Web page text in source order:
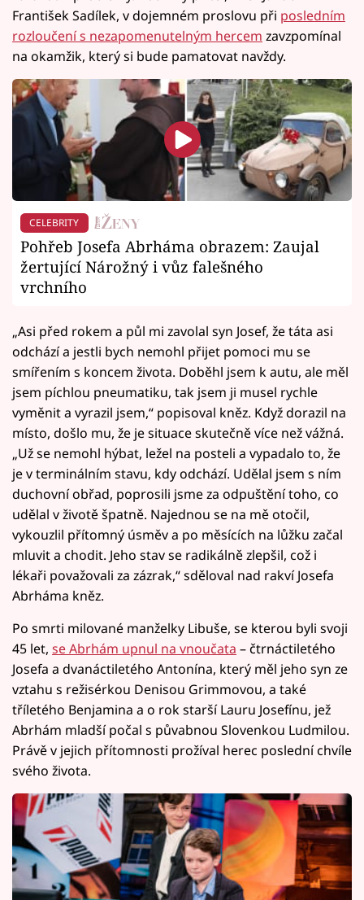
František Sadílek, v dojemném proslovu při posledním
rozloučení s nezapomenutelným hercem zavzpomínal
na okamžik, který si bude pamatovat navždy.
CELEBRITY
Pohřeb Josefa Abrháma obrazem: Zaujal
žertující Nárožný i vůz falešného
vrchního
„Asi před rokem a půl mi zavolal syn Josef, že táta asi
odchází a jestli bych nemohl přijet pomoci mu se
smířením s koncem života. Doběhl jsem k autu, ale měl
jsem píchlou pneumatiku, tak jsem ji musel rychle
vyměnit a vyrazil jsem,“ popisoval kněz. Když dorazil na
místo, došlo mu, že je situace skutečně více než vážná.
„Už se nemohl hýbat, ležel na posteli a vypadalo to, že
je v terminálním stavu, kdy odchází. Udělal jsem s ním
duchovní obřad, poprosili jsme za odpuštění toho, co
udělal v životě špatně. Najednou se na mě otočil,
vykouzlil přítomný úsměv a po měsících na lůžku začal
mluvit a chodit. Jeho stav se radikálně zlepšil, což i
lékaři považovali za zázrak,“ sděloval nad rakví Josefa
Abrháma kněz.
Po smrti milované manželky Libuše, se kterou byli svoji
45 let, se Abrhám upnul na vnoučata – čtrnáctiletého
Josefa a dvanáctiletého Antonína, který měl jeho syn ze
vztahu s režisérkou Denisou Grimmovou, a také
tříletého Benjamina a o rok starší Lauru Josefínu, jež
Abrhám mladší počal s půvabnou Slovenkou Ludmilou.
Právě v jejich přítomnosti prožíval herec poslední chvíle
svého života.